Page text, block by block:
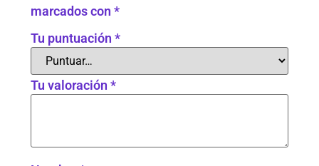
marcados con*
Tu puntuación*
Tu valoración*